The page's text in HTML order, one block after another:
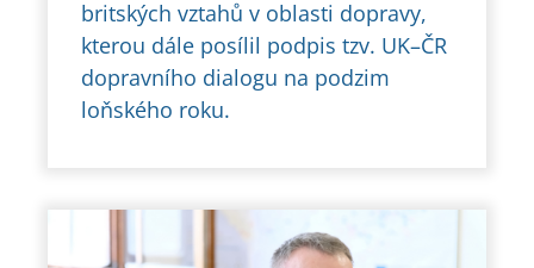
britských vztahů v oblasti dopravy,
kterou dále posílil podpis tzv. UK–ČR
dopravního dialogu na podzim
loňského roku.